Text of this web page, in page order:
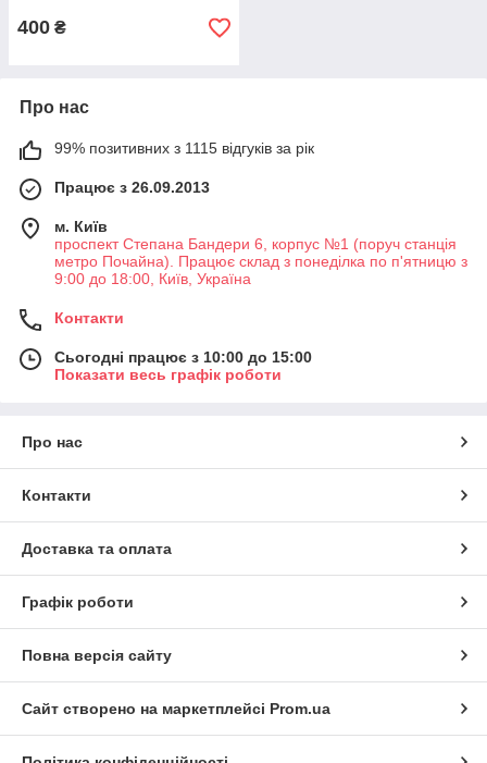
400 ₴
Про нас
99% позитивних з 1115 відгуків за рік
Працює з 26.09.2013
м. Київ
проспект Степана Бандери 6, корпус №1 (поруч станція
метро Почайна). Працює склад з понеділка по п'ятницю з
9:00 до 18:00, Київ, Україна
Контакти
Сьогодні працює з 10:00 до 15:00
Показати весь графік роботи
Про нас
Контакти
Доставка та оплата
Графік роботи
Повна версія сайту
Сайт створено на маркетплейсі Prom.ua